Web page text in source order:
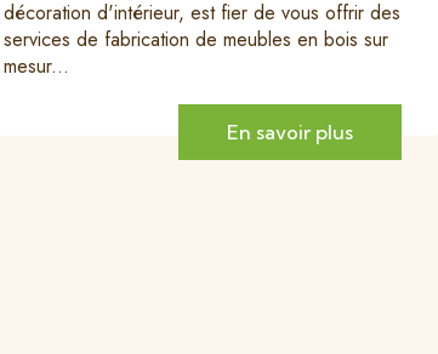
décoration d'intérieur, est fier de vous offrir des
services de fabrication de meubles en bois sur
mesur...
En savoir plus